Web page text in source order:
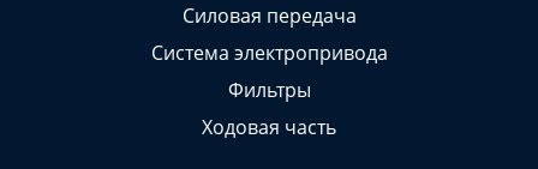
Силовая передача
Система электропривода
Фильтры
Ходовая часть